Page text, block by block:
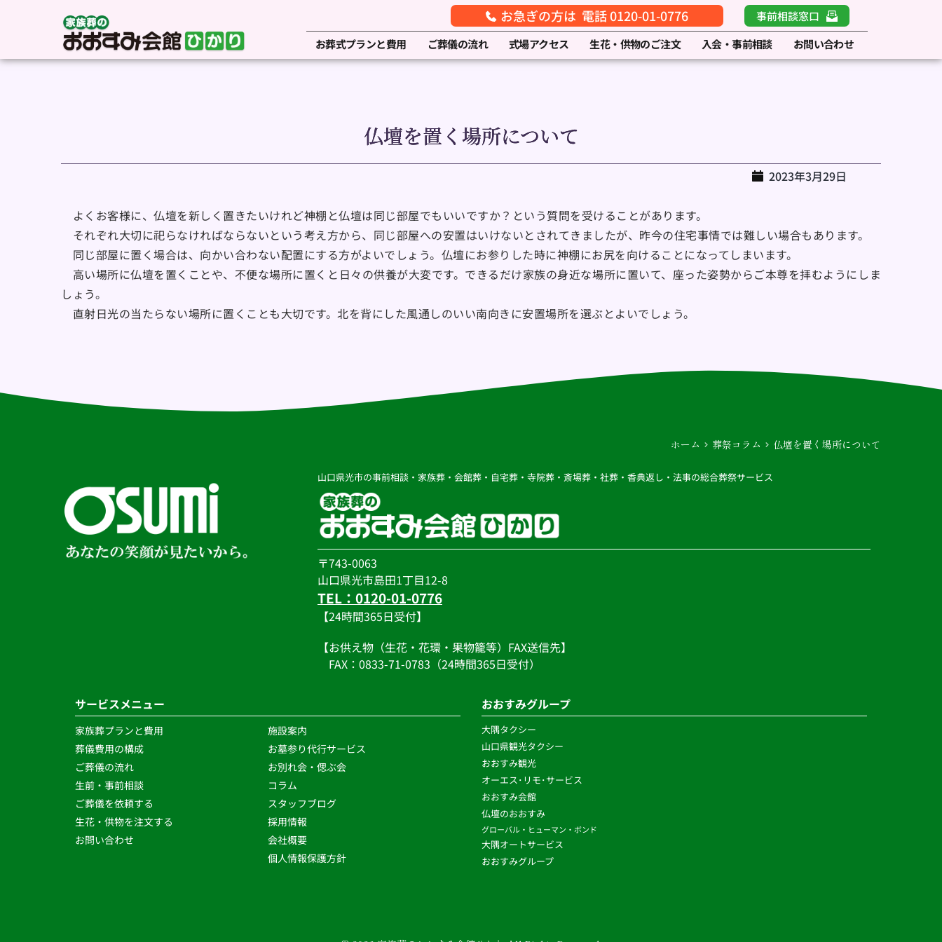
お急ぎの方は 電話 0120-01-0776
事前相談窓口
お葬式プランと費用
ご葬儀の流れ 式場アクセス 生花・供物のご注文 入会・事前相談 お問い合わせ
仏壇を置く場所について
2023年3月29日
よくお客様に、仏壇を新しく置きたいけれど神棚と仏壇は同じ部屋でもいいですか？という質問を受けることがあります。
それぞれ大切に祀らなければならないという考え方から、同じ部屋への安置はいけないとされてきましたが、昨今の住宅事情では難しい場合もあります。
同じ部屋に置く場合は、向かい合わない配置にする方がよいでしょう。仏壇にお参りした時に神棚にお尻を向けることになってしまいます。
高い場所に仏壇を置くことや、不便な場所に置くと日々の供養が大変です。できるだけ家族の身近な場所に置いて、座った姿勢からご本尊を拝むようにしま
しょう。
直射日光の当たらない場所に置くことも大切です。北を背にした風通しのいい南向きに安置場所を選ぶとよいでしょう。
ホーム 葬祭コラム 仏壇を置く場所について
山口県光市の事前相談・家族葬・会館葬・自宅葬・寺院葬・斎場葬・社葬・香典返し・法事の総合葬祭サービス
〒743-0063
山口県光市島田1丁目12-8
TEL：0120-01-0776
【24時間365日受付】
【お供え物（生花・花環・果物籠等）FAX送信先】
FAX：0833-71-0783（24時間365日受付）
サービスメニュー
家族葬プランと費用
葬儀費用の構成
ご葬儀の流れ
生前・事前相談
ご葬儀を依頼する
生花・供物を注文する
お問い合わせ
施設案内
お墓参り代行サービス
お別れ会・偲ぶ会
コラム
スタッフブログ
採用情報
会社概要
個人情報保護方針
おおすみグループ
大隅タクシー
山口県観光タクシー
おおすみ観光
オーエス･リモ･サービス
おおすみ会館
仏壇のおおすみ
グローバル・ヒューマン・ボンド
大隅オートサービス
おおすみグループ